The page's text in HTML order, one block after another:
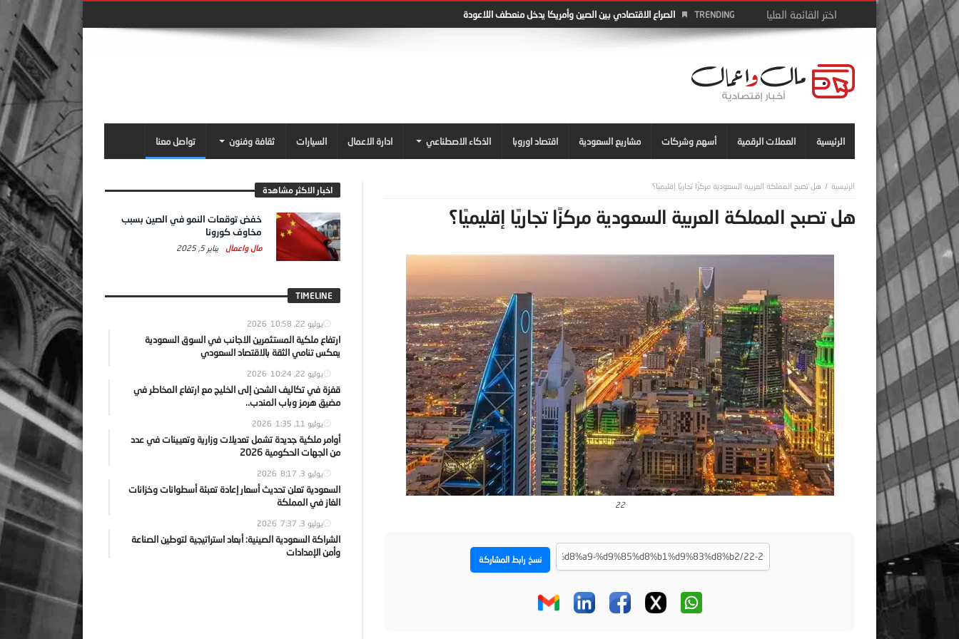
TRENDING الصراع الاقتصادي بين الصين وأمريكا يدخل منعطف اللاعودة
الرئيسية العملات الرقمية أسهم وشركات مشاريع السعودية اقتصاد اوروبا الذكاء الاصطناعي ادارة الاعمال السيارات ثقافة وفنون تواصل معنا
هل تصبح المملكة العربية السعودية مركزًا تجاريًا إقليميًا؟
هل تصبح المملكة العربية السعودية مركزًا تجاريًا إقليميًا؟
22
نسخ رابط المشاركة
اخبار الاكثر مشاهدة
خفض توقعات النمو في الصين بسبب
مخاوف كورونا
مال واعمال يناير 5, 2025
TIMELINE
يوليو 22, 2026 10:58
ارتفاع ملكية المستثمرين الاجانب في السوق السعودية
يعكس تنامي الثقة بالاقتصاد السعودي
يوليو 22, 2026 10:24
قفزة في تكاليف الشحن إلى الخليج مع ارتفاع المخاطر في
مضيق هرمز وباب المندب..
يوليو 11, 2026 1:35
أوامر ملكية جديدة تشمل تعديلات وزارية وتعيينات في عدد
من الجهات الحكومية 2026
يوليو 3, 2026 8:17
السعودية تعلن تحديث أسعار إعادة تعبئة أسطوانات وخزانات
الغاز في المملكة
يوليو 3, 2026 7:37
الشراكة السعودية الصينية: أبعاد استراتيجية لتوطين الصناعة
وأمن الإمدادات